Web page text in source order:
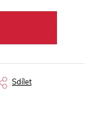
Sdílet